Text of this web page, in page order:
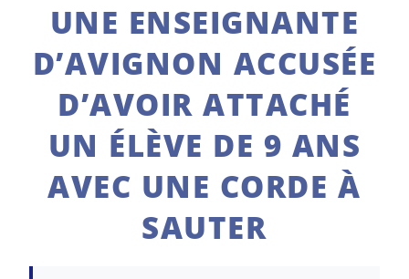
UNE ENSEIGNANTE
D’AVIGNON ACCUSÉE
D’AVOIR ATTACHÉ
UN ÉLÈVE DE 9 ANS
AVEC UNE CORDE À
SAUTER